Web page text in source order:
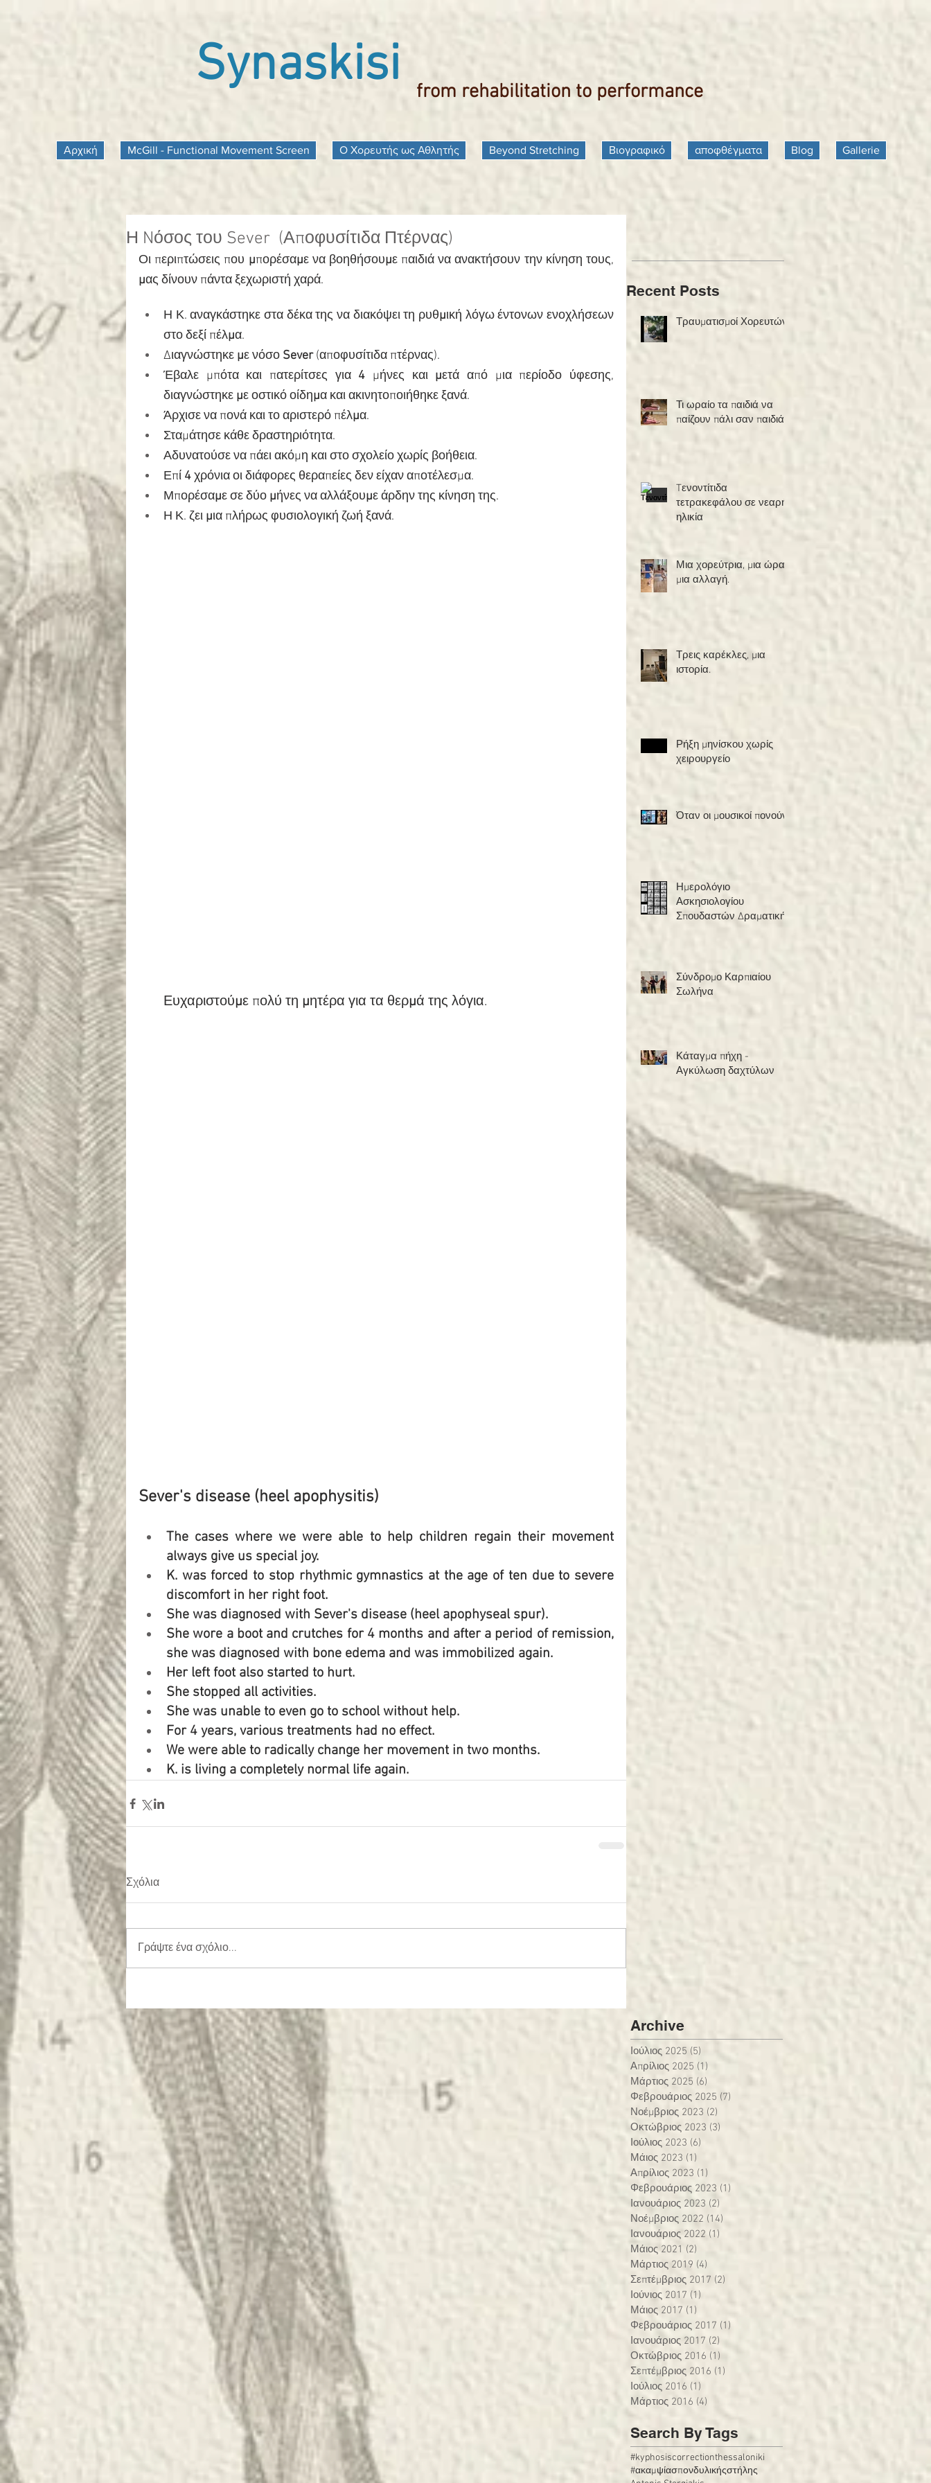
Synaskisi from rehabilitation to performance
Αρχική McGill - Functional Movement Screen Ο Χορευτής ως Αθλητής Beyond Stretching Βιογραφικό αποφθέγματα Blog Gallerie
Η Nόσος του Sever (Αποφυσίτιδα Πτέρνας)
Οι περιπτώσεις που μπορέσαμε να βοηθήσουμε παιδιά να ανακτήσουν την κίνηση τους,
μας δίνουν πάντα ξεχωριστή χαρά.
Η Κ. αναγκάστηκε στα δέκα της να διακόψει τη ρυθμική λόγω έντονων ενοχλήσεων
στο δεξί πέλμα.
Διαγνώστηκε με νόσο Sever (αποφυσίτιδα πτέρνας).
Έβαλε μπότα και πατερίτσες για 4 μήνες και μετά από μια περίοδο ύφεσης,
διαγνώστηκε με οστικό οίδημα και ακινητοποιήθηκε ξανά.
Άρχισε να πονά και το αριστερό πέλμα.
Σταμάτησε κάθε δραστηριότητα.
Αδυνατούσε να πάει ακόμη και στο σχολείο χωρίς βοήθεια.
Επί 4 χρόνια οι διάφορες θεραπείες δεν είχαν αποτέλεσμα.
Μπορέσαμε σε δύο μήνες να αλλάξουμε άρδην της κίνηση της.
Η Κ. ζει μια πλήρως φυσιολογική ζωή ξανά.
Ευχαριστούμε πολύ τη μητέρα για τα θερμά της λόγια.
Sever's disease (heel apophysitis)
The cases where we were able to help children regain their movement
always give us special joy.
K. was forced to stop rhythmic gymnastics at the age of ten due to severe
discomfort in her right foot.
She was diagnosed with Sever's disease (heel apophyseal spur).
She wore a boot and crutches for 4 months and after a period of remission,
she was diagnosed with bone edema and was immobilized again.
Her left foot also started to hurt.
She stopped all activities.
She was unable to even go to school without help.
For 4 years, various treatments had no effect.
We were able to radically change her movement in two months.
K. is living a completely normal life again.
Σχόλια
Γράψτε ένα σχόλιο...
Recent Posts
Τραυματισμοί Χορευτών
Τι ωραίο τα παιδιά να
παίζουν πάλι σαν παιδιά!
Tενοντίτιδα
τετρακεφάλου σε νεαρή
ηλικία
Μια χορεύτρια, μια ώρα,
μια αλλαγή.
Τρεις καρέκλες, μια
ιστορία.
Ρήξη μηνίσκου χωρίς
χειρουργείο
Όταν οι μουσικοί πονούν
Ημερολόγιο
Ασκησιολογίου
Σπουδαστών Δραματικής
Σύνδρομο Καρπιαίου
Σωλήνα
Κάταγμα πήχη -
Αγκύλωση δαχτύλων
Archive
Ιούλιος 2025 (5)
Απρίλιος 2025 (1)
Μάρτιος 2025 (6)
Φεβρουάριος 2025 (7)
Νοέμβριος 2023 (2)
Οκτώβριος 2023 (3)
Ιούλιος 2023 (6)
Μάιος 2023 (1)
Απρίλιος 2023 (1)
Φεβρουάριος 2023 (1)
Ιανουάριος 2023 (2)
Νοέμβριος 2022 (14)
Ιανουάριος 2022 (1)
Μάιος 2021 (2)
Μάρτιος 2019 (4)
Σεπτέμβριος 2017 (2)
Ιούνιος 2017 (1)
Μάιος 2017 (1)
Φεβρουάριος 2017 (1)
Ιανουάριος 2017 (2)
Οκτώβριος 2016 (1)
Σεπτέμβριος 2016 (1)
Ιούλιος 2016 (1)
Μάρτιος 2016 (4)
Search By Tags
#kyphosiscorrectionthessaloniki
#ακαμψίασπονδυλικήςστήλης